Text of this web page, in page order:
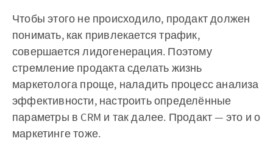
Чтобы этого не происходило, продакт должен
понимать, как привлекается трафик,
совершается лидогенерация. Поэтому
стремление продакта сделать жизнь
маркетолога проще, наладить процесс анализа
эффективности, настроить определённые
параметры в CRM и так далее. Продакт — это и о
маркетинге тоже.